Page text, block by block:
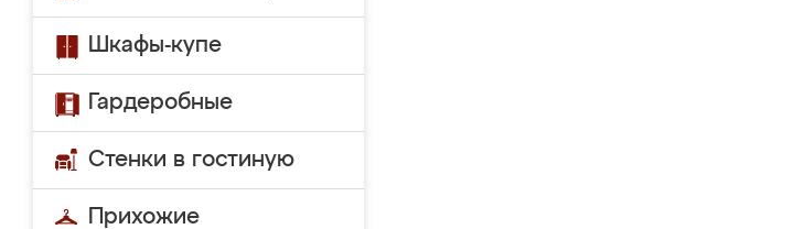
Шкафы-купе
Гардеробные
Стенки в гостиную
Прихожие